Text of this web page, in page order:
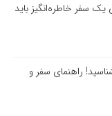
یک سفر خاطره‌انگیز باید
راهنمای سفر و